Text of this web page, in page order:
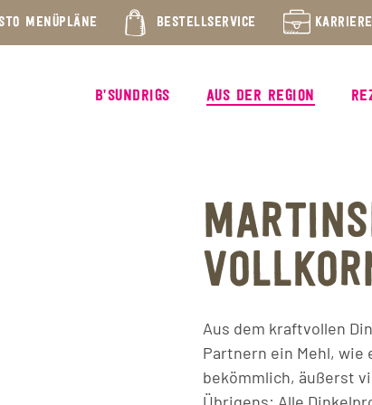
MENÜPLÄNE BESTELLSERVICE KARRIERE
B’SUNDRIGS AUS DER REGION
Aus dem kraftvollen
Partnern ein Mehl, wie
bekömmlich, äußerst
Übrigens: Alle